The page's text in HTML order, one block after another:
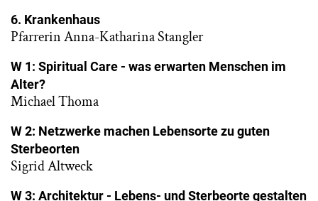
6. Krankenhaus
Pfarrerin Anna-Katharina Stangler
W 1: Spiritual Care - was erwarten Menschen im
Alter?
Michael Thoma
W 2: Netzwerke machen Lebensorte zu guten
Sterbeorten
Sigrid Altweck
W 3: Architektur - Lebens- und Sterbeorte gestalten